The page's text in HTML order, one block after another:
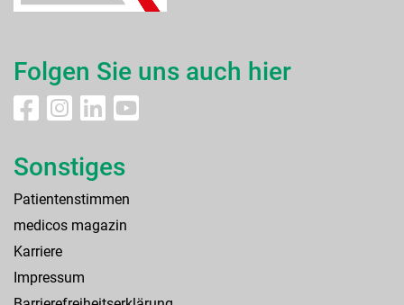
Folgen Sie uns auch hier
Sonstiges
Patientenstimmen
medicos magazin
Karriere
Impressum